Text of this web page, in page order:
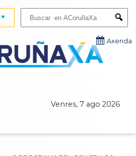
Venres, 7 ago 2026
Axenda